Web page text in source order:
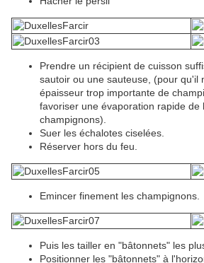
Prendre un récipient de cuisson
sautoir ou une sauteuse, (pour qu'il
épaisseur trop importante de
favoriser une évaporation rapide de
champignons).
Suer les échalotes ciselées.
Réserver hors du feu.
Emincer finement les champignons.
Puis les tailler en "bâtonnets" les
Positionner les "bâtonnets" à